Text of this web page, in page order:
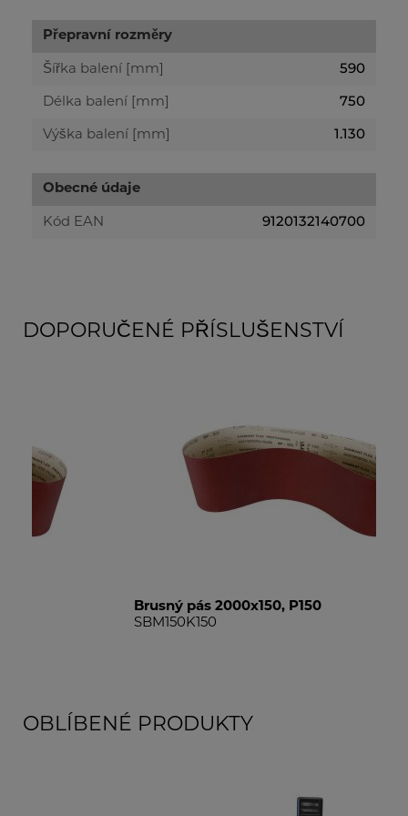
Přepravní rozměry
Šířka balení [mm] 590
Délka balení [mm] 750
Výška balení [mm] 1.130
Obecné údaje
Kód EAN 9120132140700
DOPORUČENÉ PŘÍSLUŠENSTVÍ
Brusný pás 2000x150, P150
OBLÍBENÉ PRODUKTY